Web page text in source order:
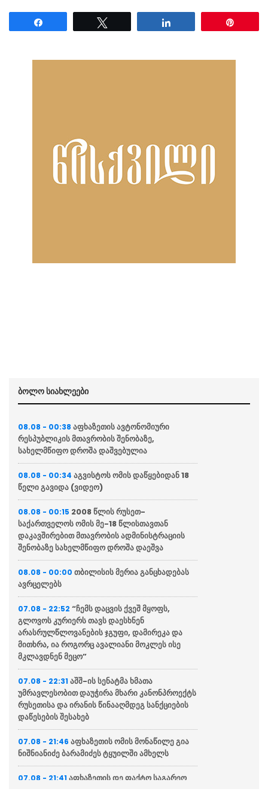
ბოლო სიახლეები
08.08 - 00:38 აფხაზეთის ავტონომიური
რესპუბლიკის მთავრობის შენობაზე,
სახელმწიფო დროშა დაშვებულია
08.08 - 00:34 აგვისტოს ომის დაწყებიდან 18
წელი გავიდა (ვიდეო)
08.08 - 00:15 2008 წლის რუსეთ-
საქართველოს ომის მე-18 წლისთავთან
დაკავშირებით მთავრობის ადმინისტრაციის
შენობაზე სახელმწიფო დროშა დაეშვა
08.08 - 00:00 თბილისის მერია განცხადებას
ავრცელებს
07.08 - 22:52 “ჩემს დაცვის ქვეშ მყოფს,
გლოვოს კურიერს თავს დაესხნენ
არასრულწლოვანების ჯგუფი, დამირეკა და
მითხრა, ია როგორც ავალიანი მოკლეს ისე
მკლავდნენ მეცო”
07.08 - 22:31 აშშ-ის სენატმა ხმათა
უმრავლესობით დაუჭირა მხარი კანონპროექტს
რუსეთისა და ირანის წინააღმდეგ სანქციების
დაწესების შესახებ
07.08 - 21:46 აფხაზეთის ომის მონაწილე გია
ნიშნიანიძე ბარამიძეს ტყუილში ამხელს
07.08 - 21:41 აფხაზეთის დე ფაქტო საგარეო